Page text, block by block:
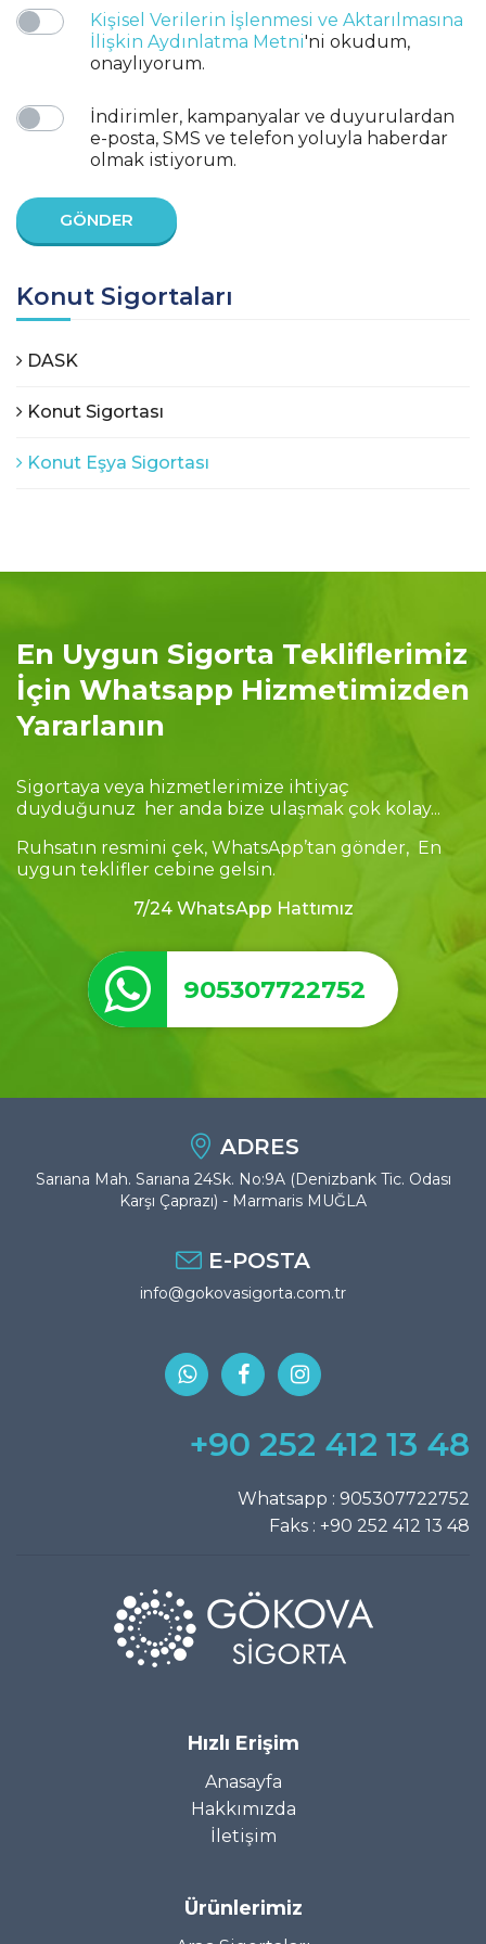
Konut Sigortaları
DASK
Konut Sigortası
Konut Eşya Sigortası
Kişisel Verilerin İşlenmesi ve Aktarılmasına
İlişkin Aydınlatma Metni'ni okudum,
onaylıyorum.
İndirimler, kampanyalar ve duyurulardan
e-posta, SMS ve telefon yoluyla haberdar
olmak istiyorum.
En Uygun Sigorta Tekliflerimiz
İçin Whatsapp Hizmetimizden
Yararlanın
Sigortaya veya hizmetlerimize ihtiyaç
duyduğunuz her anda bize ulaşmak çok kolay...
Ruhsatın resmini çek, WhatsApp’tan gönder, En
uygun teklifler cebine gelsin.
7/24 WhatsApp Hattımız
905307722752
ADRES
Sarıana Mah. Sarıana 24Sk. No:9A (Denizbank Tic. Odası
Karşı Çaprazı) - Marmaris MUĞLA
E-POSTA
info@gokovasigorta.com.tr
+90 252 412 13 48
Whatsapp : 905307722752
Faks : +90 252 412 13 48
Hızlı Erişim
Anasayfa
Hakkımızda
İletişim
Ürünlerimiz